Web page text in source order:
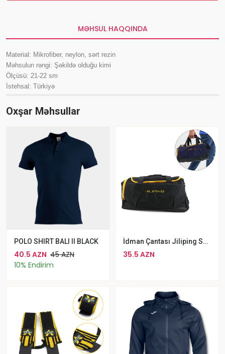
MƏHSUL HAQQINDA
Material: Mikrofiber, neylon, sərt rezin
Məhsulun rəngi: Şəkildə olduğu kimi
Ölçüsü: 21-22 sm
İstehsal: Türkiyə
Oxşar Məhsullar
POLO SHIRT BALI II BLACK
40.5 AZN 45 AZN
10% Endirim
İdman Çantası Jiliping Suya Davamlı Çanta Sport Qara
35.5 AZN